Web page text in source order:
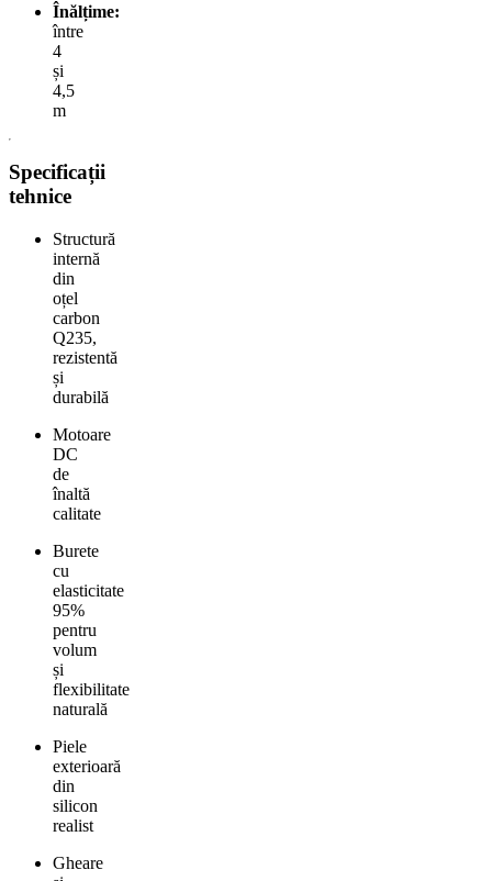
Înălțime:
între
4
și
4,5
m
Specificații
tehnice
Structură
internă
din
oțel
carbon
Q235,
rezistentă
și
durabilă
Motoare
DC
de
înaltă
calitate
Burete
cu
elasticitate
95%
pentru
volum
și
flexibilitate
naturală
Piele
exterioară
din
silicon
realist
Gheare